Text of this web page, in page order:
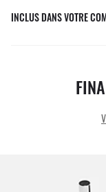
INCLUS DANS VOTRE